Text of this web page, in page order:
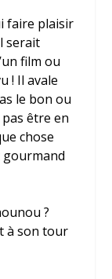
faire plaisir
serait
film ou
! Il avale
le bon ou
pas être en
chose
gourmand
?
à son tour